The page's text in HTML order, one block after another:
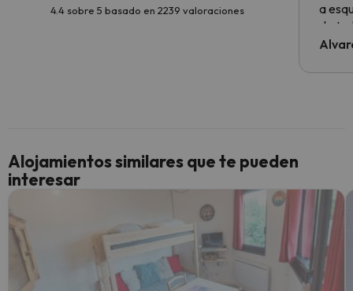
4.4 sobre 5 basado en 2239 valoraciones
a
de
al
culpa
yo.
Alojamientos similares que te pueden
interesar